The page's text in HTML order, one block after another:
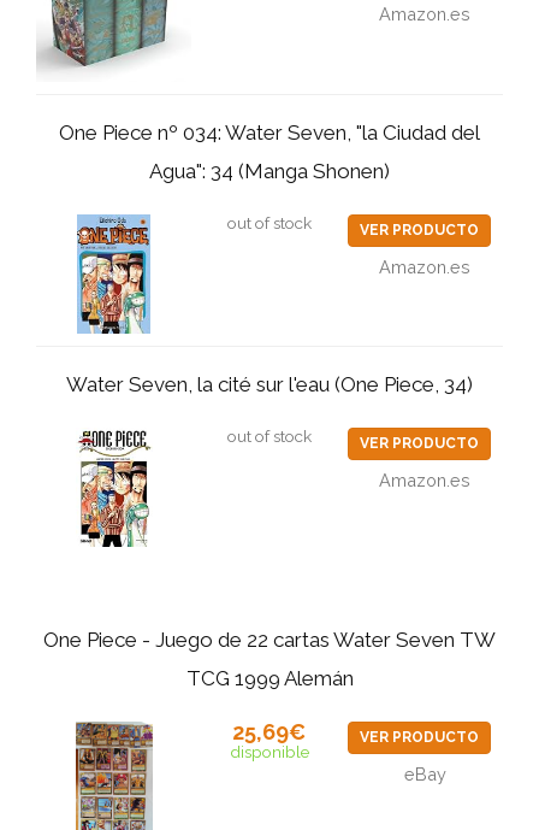
Amazon.es
One Piece nº 034: Water Seven, "la Ciudad del
Agua": 34 (Manga Shonen)
out of stock VER PRODUCTO
Amazon.es
Water Seven, la cité sur l'eau (One Piece, 34)
out of stock VER PRODUCTO
Amazon.es
One Piece - Juego de 22 cartas Water Seven TW
TCG 1999 Alemán
25,69€
disponible
VER PRODUCTO
eBay